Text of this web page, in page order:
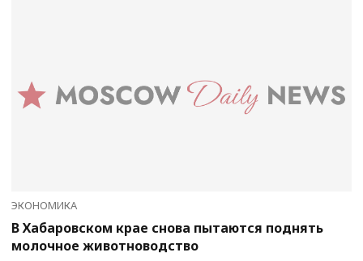
ЭКОНОМИКА
В Хабаровском крае снова пытаются поднять
молочное животноводство